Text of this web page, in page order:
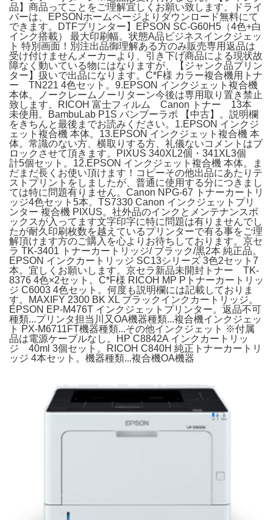
品】商品ってことをご理解宜しくお願い致します。ドライ
バーは、EPSONホームページよりダウンロード無料にて
できます。DTFプリンター】EPSON SC-G60H5（4色+白
インク搭載） 最大印刷幅。状態A品ビジネスインクジェッ
ト 特別画面！別注出品御理解ある方のみ販売専用返品は
受け付けませんメーカーより、引き下げ商品による現状故
障なく動いている物にはなりますが、【ジャンク品プリン
ター】扱いで出品になります。C*F様 カラー複合機用トナ
ー TN221 4色セット。9.EPSON インクジェット複合機
本体。ノークレームノーリターン今後は専用取り置き禁止
致します。RICOH 富士フィルム Canon トナー 13本
未使用。BambuLab P1S バンブーラボ 【中古】。説明欄
をきちんと最後までお読みください。1.EPSON インクジ
ェット複合機 本体。13.EPSON インクジェット複合機 本
体。常識のない方、横取りする方、礼儀ないコメントはブ
ロックさせて頂きます。PIXUS 340XL2個・341XL3個
計5個セット。12.EPSON インクジェット複合機 本体。ま
だまだ長くお使い頂けます！コピーその他出品にあたりテ
ストプリントをしましたが、普通に使用する分につきまし
ては特に問題有りません。Canon NPG-67 トナーカートリ
ッジ4色セット5本。TS7330 Canon インクジェットプリ
ンター 複合機 PIXUS。社外品のインクとメンテナンスボ
ックスが入ってます文字印字に特に問題は有りませんでし
たが耐久印刷枚数を越えているプリンターで有る事をご理
解頂けます方のご購入を心よりお待ちしております。京セ
ラ TK-3401 トナーカートリッジ/ ブラック/黒2本 純正品。
EPSON インクカートリッジ SC13シリーズ 3色2セット7
本。宜しくお願いします。京セラ新品未開封トナー TK-
8376 4色×2セット。C*F様 RICOH MP Pトナーカートリッ
ジ C6003 4色セット。何度も説明欄には記載しておりま
す。MAXIFY 2300 BK XL ブラックインクカートリッジ。
EPSON EP-M476T インクジェットプリンター。返品不可
種類...プリンタ担当川又OA機器種類...複合機インクジェッ
ト PX-M6711FT機器種類...その他インクジェット ※付属
品は電源ケーブルなし。HP C8842A インクカートリッ
ジ 40ml 3個セット。RICOH C840H 純正トナーカートリ
ッジ 4本セット。機器種類...複合機OA機器